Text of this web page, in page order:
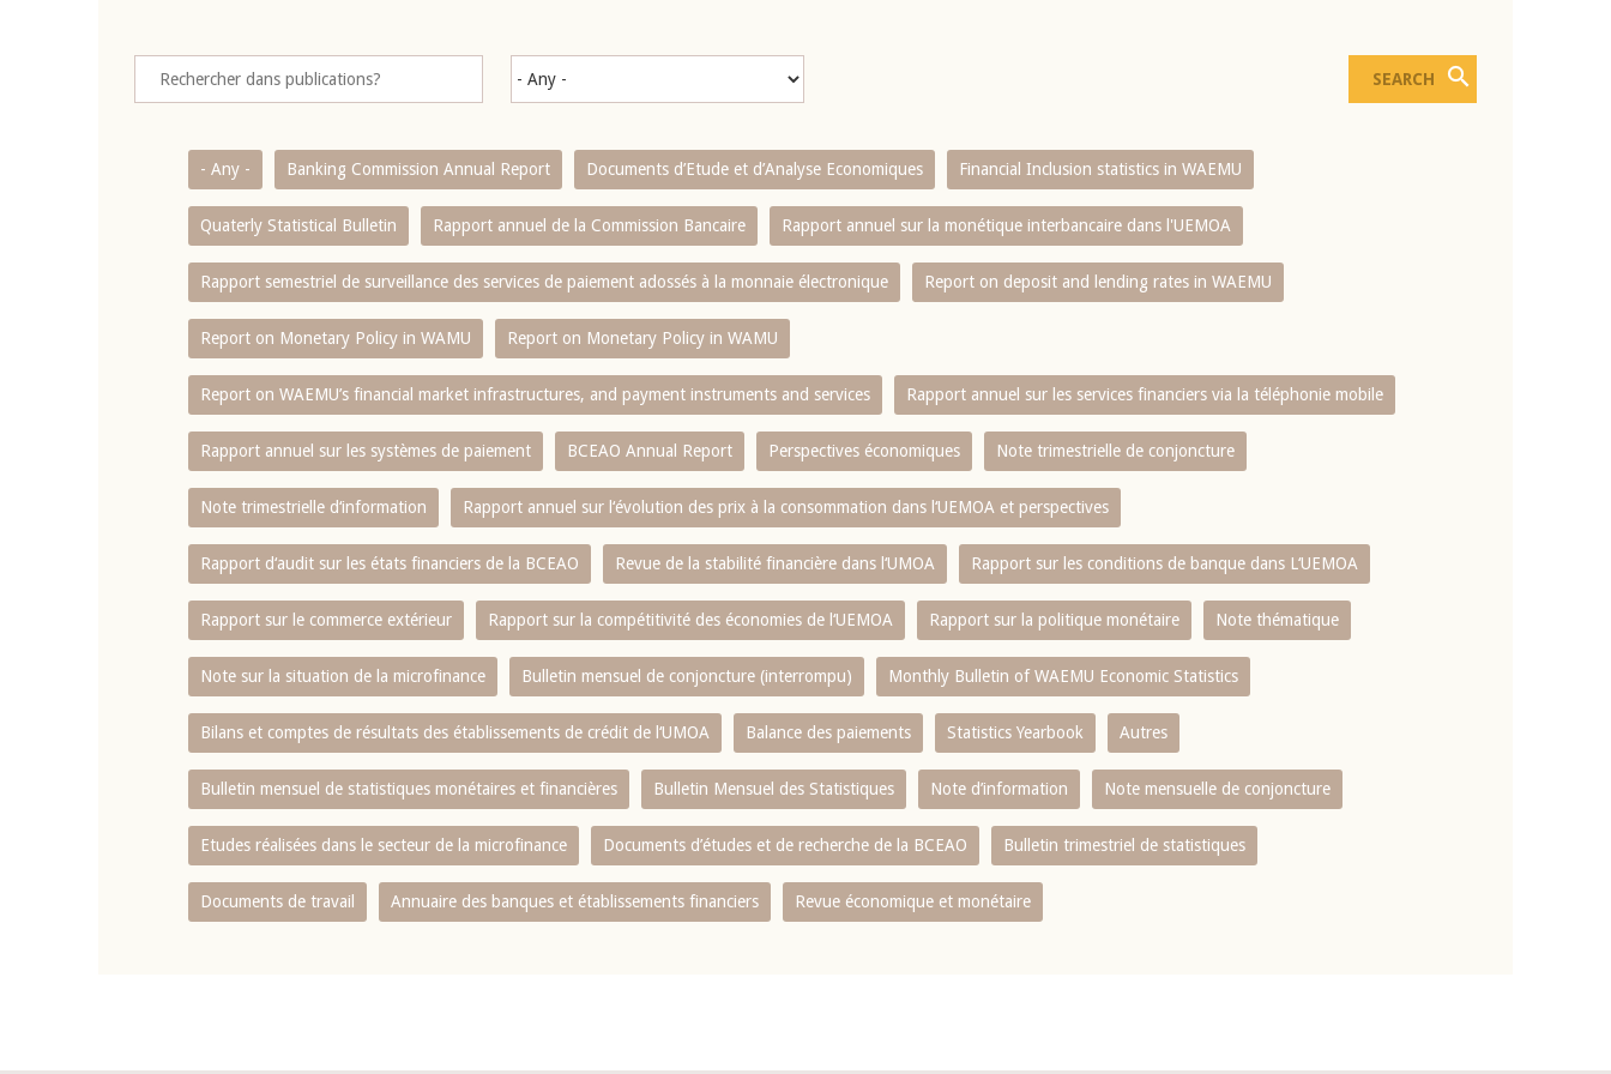
- Any - Banking Commission Annual Report Documents d’Etude et d’Analyse Economiques Financial Inclusion statistics in WAEMU
Quaterly Statistical Bulletin Rapport annuel de la Commission Bancaire Rapport annuel sur la monétique interbancaire dans l'UEMOA
Rapport semestriel de surveillance des services de paiement adossés à la monnaie électronique Report on deposit and lending rates in WAEMU
Report on Monetary Policy in WAMU Report on Monetary Policy in WAMU
Report on WAEMU’s financial market infrastructures, and payment instruments and services Rapport annuel sur les services financiers via la téléphonie mobile
Rapport annuel sur les systèmes de paiement BCEAO Annual Report Perspectives économiques Note trimestrielle de conjoncture
Note trimestrielle d‘information Rapport annuel sur l‘évolution des prix à la consommation dans l‘UEMOA et perspectives
Rapport d‘audit sur les états financiers de la BCEAO Revue de la stabilité financière dans l‘UMOA Rapport sur les conditions de banque dans L‘UEMOA
Rapport sur le commerce extérieur Rapport sur la compétitivité des économies de l‘UEMOA Rapport sur la politique monétaire Note thématique
Note sur la situation de la microfinance Bulletin mensuel de conjoncture (interrompu) Monthly Bulletin of WAEMU Economic Statistics
Bilans et comptes de résultats des établissements de crédit de l‘UMOA Balance des paiements Statistics Yearbook Autres
Bulletin mensuel de statistiques monétaires et financières Bulletin Mensuel des Statistiques Note d’information Note mensuelle de conjoncture
Etudes réalisées dans le secteur de la microfinance Documents d’études et de recherche de la BCEAO Bulletin trimestriel de statistiques
Documents de travail Annuaire des banques et établissements financiers Revue économique et monétaire